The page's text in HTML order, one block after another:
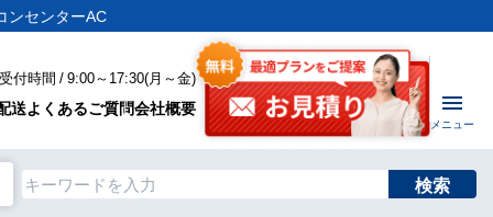
ンセンターAC
付時間 / 9:00～17:30(月～金)
送よくあるご質問会社概要
メニュー
検索